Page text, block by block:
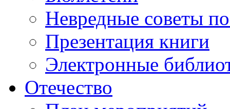
Невредные советы
Презентация книги
Электронные
Отечество